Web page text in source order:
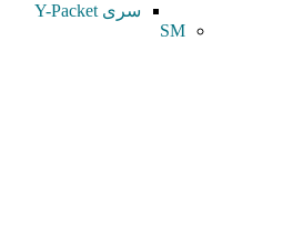
سری Y-Packet
SM